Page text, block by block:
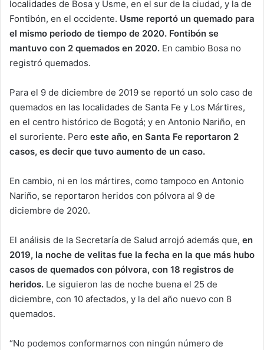
localidades de Bosa y Usme, en el sur de la ciudad, y la de
Fontibón, en el occidente. Usme reportó un quemado para
el mismo periodo de tiempo de 2020. Fontibón se
mantuvo con 2 quemados en 2020. En cambio Bosa no
registró quemados.
Para el 9 de diciembre de 2019 se reportó un solo caso de
quemados en las localidades de Santa Fe y Los Mártires,
en el centro histórico de Bogotá; y en Antonio Nariño, en
el suroriente. Pero este año, en Santa Fe reportaron 2
casos, es decir que tuvo aumento de un caso.
En cambio, ni en los mártires, como tampoco en Antonio
Nariño, se reportaron heridos con pólvora al 9 de
diciembre de 2020.
El análisis de la Secretaría de Salud arrojó además que, en
2019, la noche de velitas fue la fecha en la que más hubo
casos de quemados con pólvora, con 18 registros de
heridos. Le siguieron las de noche buena el 25 de
diciembre, con 10 afectados, y la del año nuevo con 8
quemados.
“No podemos conformarnos con ningún número de